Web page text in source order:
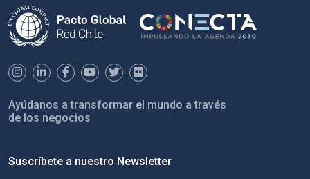
Ayúdanos a transformar el mundo a través
de los negocios
Suscríbete a nuestro Newsletter